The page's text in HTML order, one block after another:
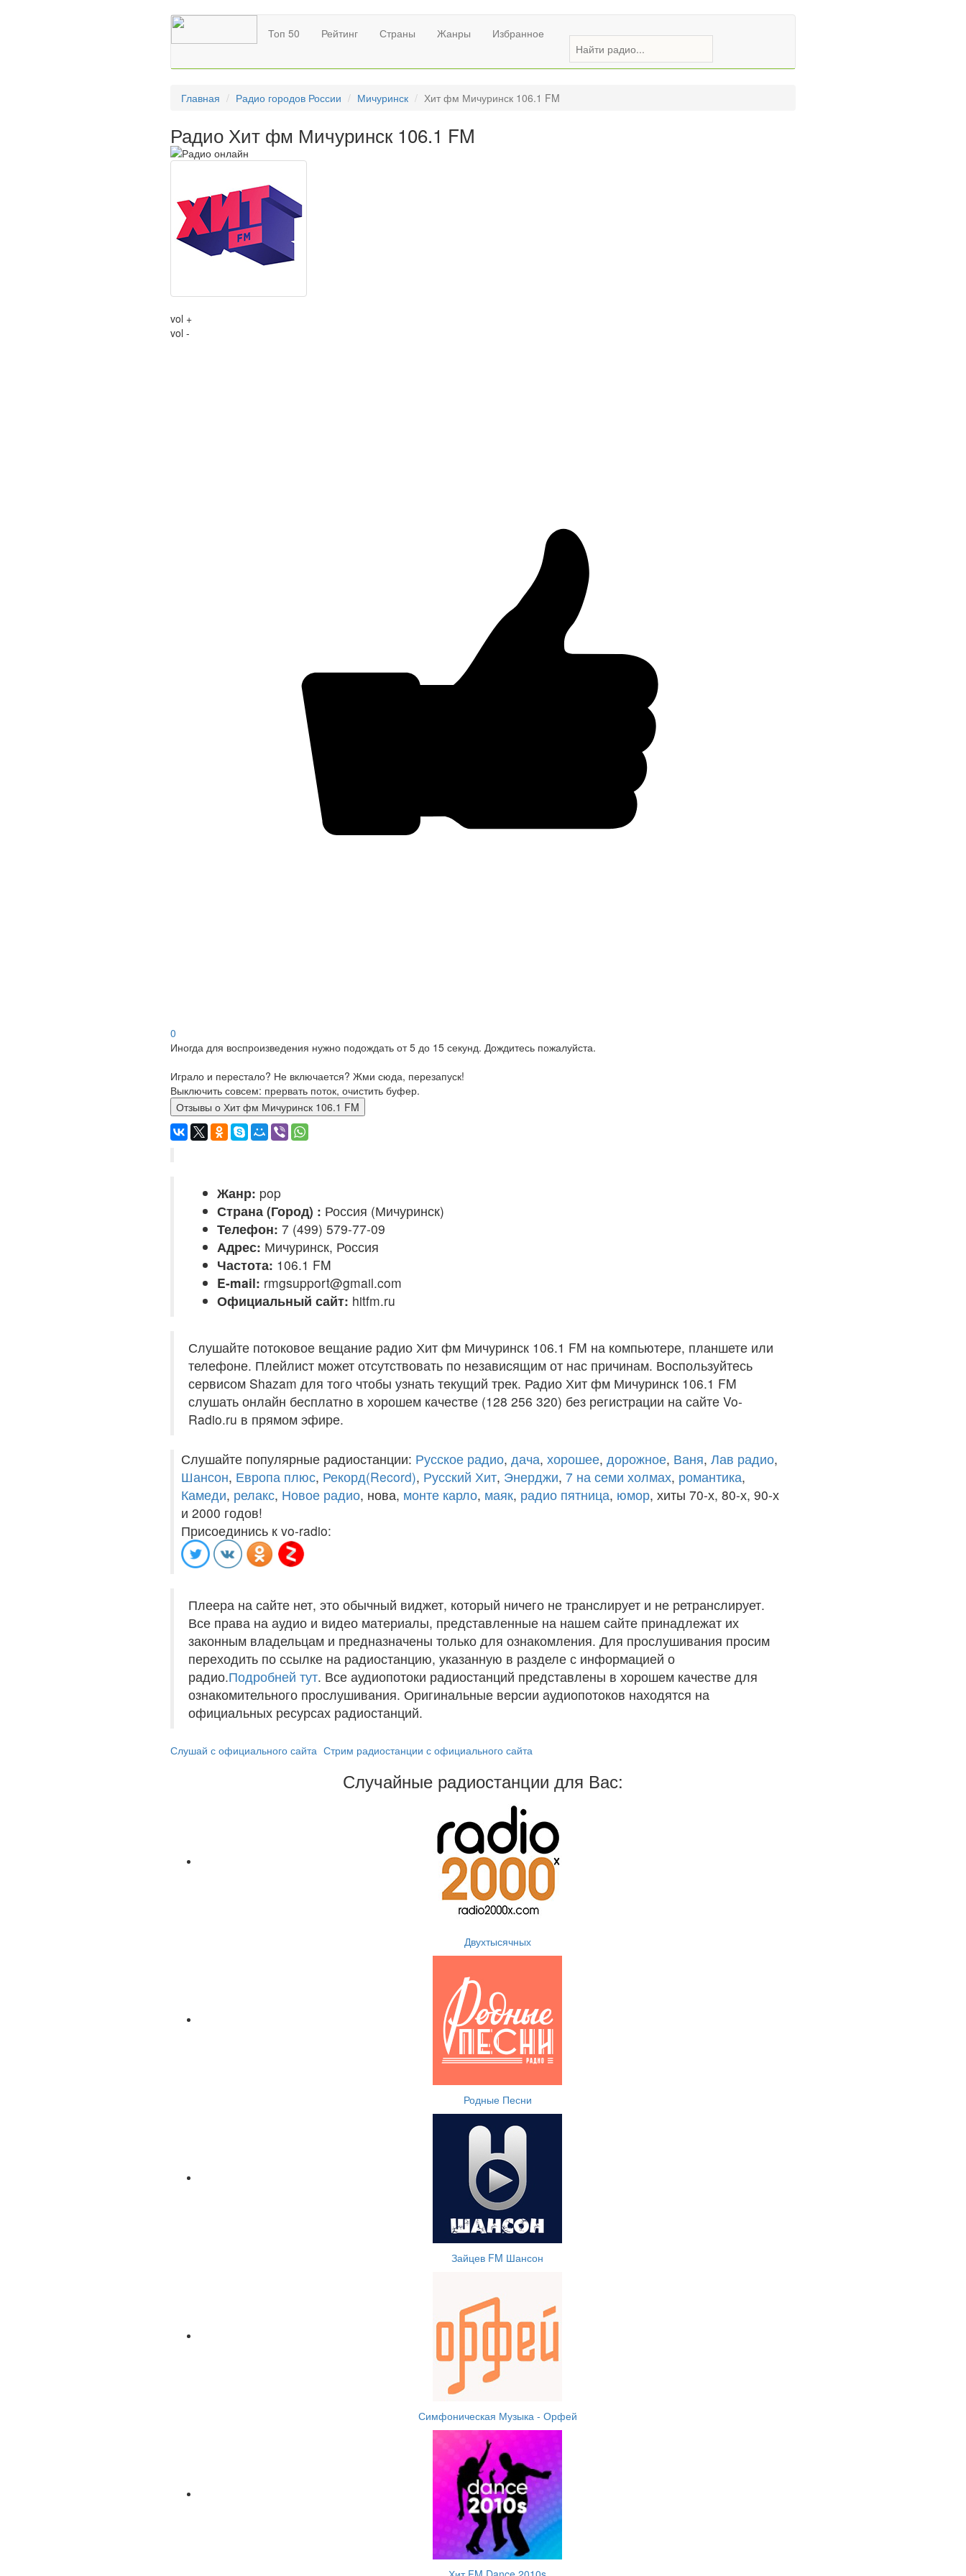
Топ 50 Рейтинг Страны Жанры Избранное
Главная Радио городов России Мичуринск Хит фм Мичуринск 106.1 FM
Радио Хит фм Мичуринск 106.1 FM
vol +
vol -
0
Иногда для воспроизведения нужно подождать от 5 до 15 секунд. Дождитесь пожалуйста.
Играло и перестало? Не включается? Жми сюда, перезапуск!
Выключить совсем: прервать поток, очистить буфер.
Отзывы о Хит фм Мичуринск 106.1 FM
Жанр: pop
Страна (Город) : Россия (Мичуринск)
Телефон: 7 (499) 579-77-09
Адрес: Мичуринск, Россия
Частота: 106.1 FM
E-mail: rmgsupport@gmail.com
Официальный сайт: hitfm.ru
Слушайте потоковое вещание радио Хит фм Мичуринск 106.1 FM на компьютере, планшете или
телефоне. Плейлист может отсутствовать по независящим от нас причинам. Воспользуйтесь
сервисом Shazam для того чтобы узнать текущий трек. Радио Хит фм Мичуринск 106.1 FM
слушать онлайн бесплатно в хорошем качестве (128 256 320) без регистрации на сайте Vo-
Radio.ru в прямом эфире.
Слушайте популярные радиостанции: Русское радио, дача, хорошее, дорожное, Ваня, Лав радио,
Шансон, Европа плюс, Рекорд(Record), Русский Хит, Энерджи, 7 на семи холмах, романтика,
Камеди, релакс, Новое радио, нова, монте карло, маяк, радио пятница, юмор, хиты 70-х, 80-х, 90-х
и 2000 годов!
Присоединись к vo-radio:
Плеера на сайте нет, это обычный виджет, который ничего не транслирует и не ретранслирует.
Все права на аудио и видео материалы, представленные на нашем сайте принадлежат их
законным владельцам и предназначены только для ознакомления. Для прослушивания просим
переходить по ссылке на радиостанцию, указанную в разделе с информацией о
радио.Подробней тут. Все аудиопотоки радиостанций представлены в хорошем качестве для
ознакомительного прослушивания. Оригинальные версии аудиопотоков находятся на
официальных ресурсах радиостанций.
Слушай с официального сайта Стрим радиостанции с официального сайта
Случайные радиостанции для Вас:
Двухтысячных
Родные Песни
Зайцев FM Шансон
Симфоническая Музыка - Орфей